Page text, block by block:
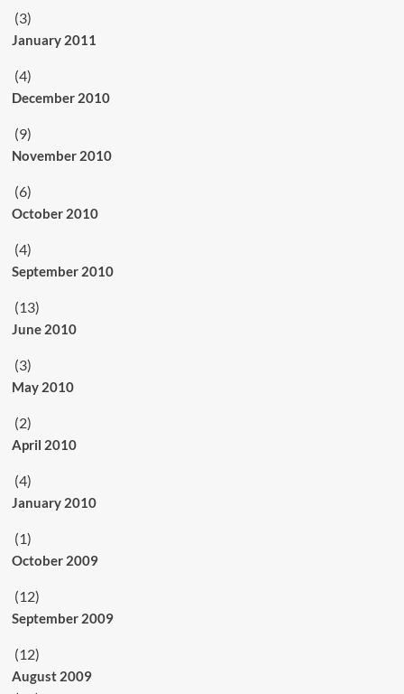
(3)
January 2011
(4)
December 2010
(9)
November 2010
(6)
October 2010
(4)
September 2010
(13)
June 2010
(3)
May 2010
(2)
April 2010
(4)
January 2010
(1)
October 2009
(12)
September 2009
(12)
August 2009